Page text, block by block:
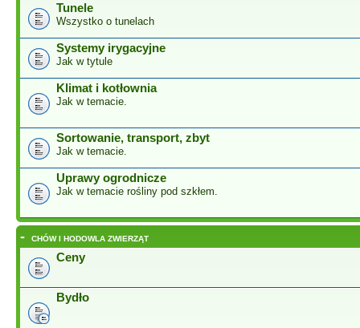
Tunele
Wszystko o tunelach
Systemy irygacyjne
Jak w tytule
Klimat i kotłownia
Jak w temacie.
Sortowanie, transport, zbyt
Jak w temacie.
Uprawy ogrodnicze
Jak w temacie rośliny pod szkłem.
- CHÓW I HODOWLA ZWIERZĄT
Ceny
Bydło